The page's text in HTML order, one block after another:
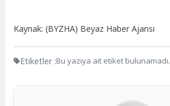
Kaynak: (BYZHA) Beyaz Haber Ajansı
Etiketler :Bu yazıya ait etiket bulunamadı.